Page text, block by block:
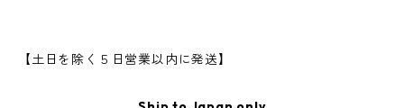
【土日を除く５日営業以内に発送】